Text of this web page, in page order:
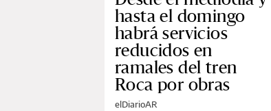
hasta el domingo
habrá servicios
reducidos en
ramales del tren
Roca por obras
elDiarioAR